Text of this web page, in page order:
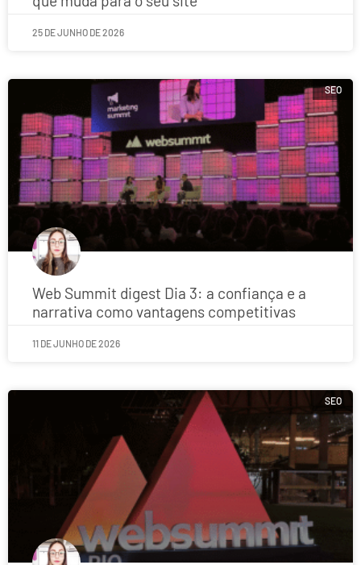
25 DE JUNHO DE 2026
SEO
Web Summit digest Dia 3: a confiança e a
narrativa como vantagens competitivas
11 DE JUNHO DE 2026
SEO